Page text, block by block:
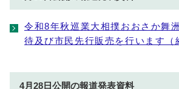
令和8年秋巡業大相撲おおさか舞
待及び市民先行販売を行います（
4月28日公開の報道発表資料